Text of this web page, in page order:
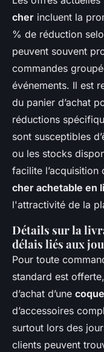
cher incluent la
% de réduction
peuvent souvent
commandes
événements. Il est
du panier d’achat
réductions
sont susceptibles
ou les stocks
facilite l’acquisition
cher achetable en
l'attractivité de la
Détails sur la
délais liés aux
Pour toute
standard est
d’achat d’une
d’accessoires
surtout lors des
clients peuvent